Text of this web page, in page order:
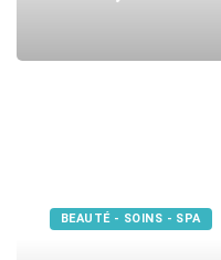
BEAUTÉ - SOINS - SPA